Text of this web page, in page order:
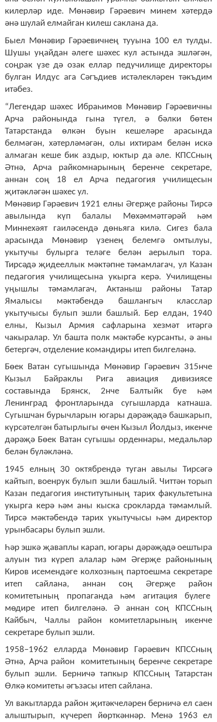
килерләр иде. Мөнәвир Гәрәевич минем хәтердә
әнә шулай елмайган килеш саклана да.
Быел Мөнәвир Гәрәевичнең тууына 100 ел тулды.
Шушы уңайдан әлеге шәхес кул астында эшләгән,
соңрак үзе дә озак еллар педучилище директоры
булган Илдус ага Сәгъдиев истәлекләрен тәкъдим
итәбез.
“Легендар шәхес Ибраһимов Мөнәвир Гәрәевичны
Арча районында гына түгел, ә бәлки бөтен
Татарстанда өлкән буын кешеләре арасында
белмәгән, хәтерләмәгән, олы ихтирам белән искә
алмаган кеше бик аздыр, юктыр да әле. КПССның
Әтнә, Арча райкомнарының беренче секретаре,
аннан соң 18 ел Арча педагогия училищесын
җитәкләгән шәхес ул.
Мөнәвир Гәрәевич 1921 елны Әгерҗе районы Тирсә
авылында күп балалы Мөхәммәтгәрәй һәм
Миннехәят гаиләсендә дөньяга килә. Сигез бала
арасында Мөнәвир үзенең белемгә омтылуы,
укытучы булырга теләге белән аерылып тора.
Тирсәдә җидееллык мәктәпне тәмамлагач, ул Казан
педагогия училищесына укырга керә. Училищены
уңышлы тәмамлагач, Актаныш районы Татар
Ямалысы мәктәбендә башлангыч класслар
укытучысы булып эшли башлый. Бер елдан, 1940
елны, Кызыл Армия сафларына хезмәт итәргә
чакыралар. Ул башта полк мәктәбе курсанты, ә аны
бетергәч, отделение командиры итеп билгеләнә.
Бөек Ватан сугышында Мөнәвир Гәрәевич 315нче
Кызыл Байраклы Рига авиация дивизиясе
составында Брянск, 2нче Балтыйк буе һәм
Ленинград фронтларында сугышларда катнаша.
Сугышчан бурычларын югары дәрәҗәдә башкарып,
күрсәтелгән батырлыгы өчен Кызыл Йолдыз, икенче
дәрәҗә Бөек Ватан сугышы орденнары, медальләр
белән бүләкләнә.
1945 елның 30 октябрендә туган авылы Тирсәгә
кайтып, военрук булып эшли башлый. Читтән торып
Казан педагогия институтының тарих факультетына
укырга керә һәм аны кыска срокларда тәмамлый.
Тирсә мәктәбендә тарих укытучысы һәм директор
урынбасары булып эшли.
Һәр эшкә җаваплы карап, югары дәрәҗәдә оештыра
алуын тиз күреп алалар һәм Әгерҗе районының
Киров исемендәге колхозның партоешма секретаре
итеп сайлана, аннан соң Әгерҗе район
комитетының пропаганда һәм агитация бүлеге
мөдире итеп билгеләнә. Ә аннан соң КПССның
Кайбыч, Чаллы район комитетларының икенче
секретаре булып эшли.
1958–1962 елларда Мөнәвир Гәрәевич КПССның
Әтнә, Арча район комитетының беренче секретаре
булып эшли. Берничә тапкыр КПССның Татарстан
Өлкә комитеты әгъзасы итеп сайлана.
Ул вакытларда район җитәкчеләрен берничә ел саен
алыштырып, күчереп йөрткәннәр. Менә 1963 ел